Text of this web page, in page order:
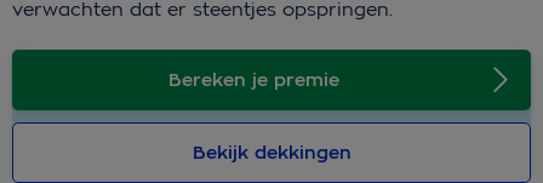
verwachten dat er steentjes opspringen.
Bereken je premie
Bekijk dekkingen